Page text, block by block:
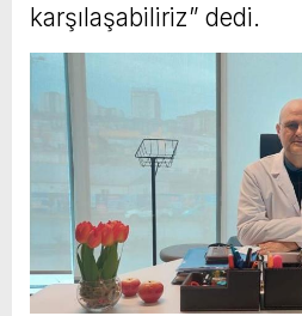
karşılaşabiliriz” dedi.